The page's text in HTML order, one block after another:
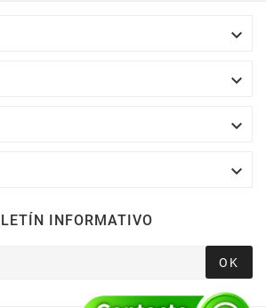




INFORMATIVO
OK